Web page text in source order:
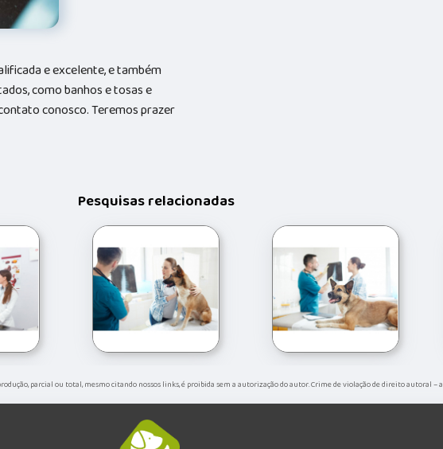
e excelente, e também
como banhos e tosas e
conosco. Teremos prazer
Pesquisas relacionadas
parcial ou total, mesmo citando nossos links, é proibida sem a autorização do autor. Crime de violação de direito autoral –